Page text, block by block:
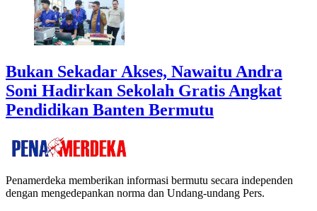
Bukan Sekadar Akses, Nawaitu Andra
Soni Hadirkan Sekolah Gratis Angkat
Pendidikan Banten Bermutu
Penamerdeka memberikan informasi bermutu secara independen
dengan mengedepankan norma dan Undang-undang Pers.